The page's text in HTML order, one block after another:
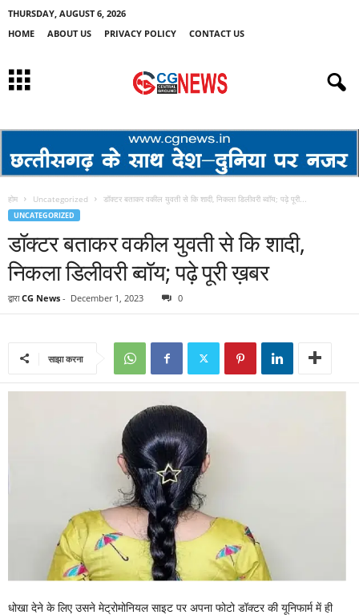
THURSDAY, AUGUST 6, 2026
HOME
ABOUT US PRIVACY POLICY CONTACT US
होम Uncategorized डॉक्टर बताकर वकील युवती से कि शादी, निकला डिलीवरी ब्वॉय; पढ़े पूरी...
UNCATEGORIZED
डॉक्टर बताकर वकील युवती से कि शादी,
निकला डिलीवरी ब्वॉय; पढ़े पूरी ख़बर
द्वारा CG News - December 1, 2023 0
साझा करना
धोखा देने के लिए उसने मेट्रोमोनियल साइट पर अपना फोटो डॉक्टर की यूनिफार्म में ही